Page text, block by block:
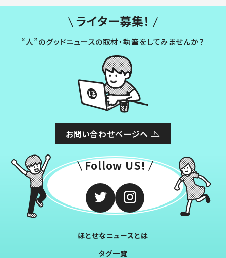
ライター募集！
“人”のグッドニュースの取材・執筆をしてみませんか？
お問い合わせページへ
Follow US!
ほとせなニュースとは
タグ一覧